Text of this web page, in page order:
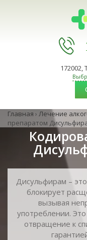
172002,
Главная › Лечение
препаратом
Дисульфирам –
блокирует
вызывая
употреблении.
отвращение к